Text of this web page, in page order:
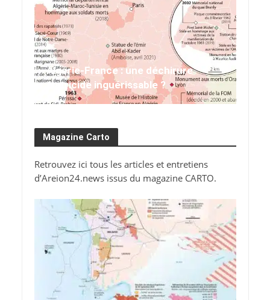
Algérie-France : une déchirure
fratricide inguérissable ?
Magazine Carto
Retrouvez ici tous les articles et entretiens
d’Areion24.news issus du magazine CARTO.